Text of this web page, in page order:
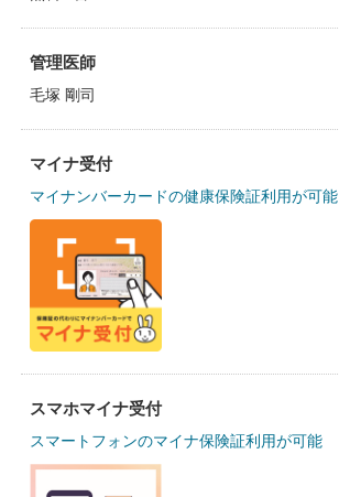
管理医師
毛塚 剛司
マイナ受付
マイナンバーカードの健康保険証利用が可能
スマホマイナ受付
スマートフォンのマイナ保険証利用が可能